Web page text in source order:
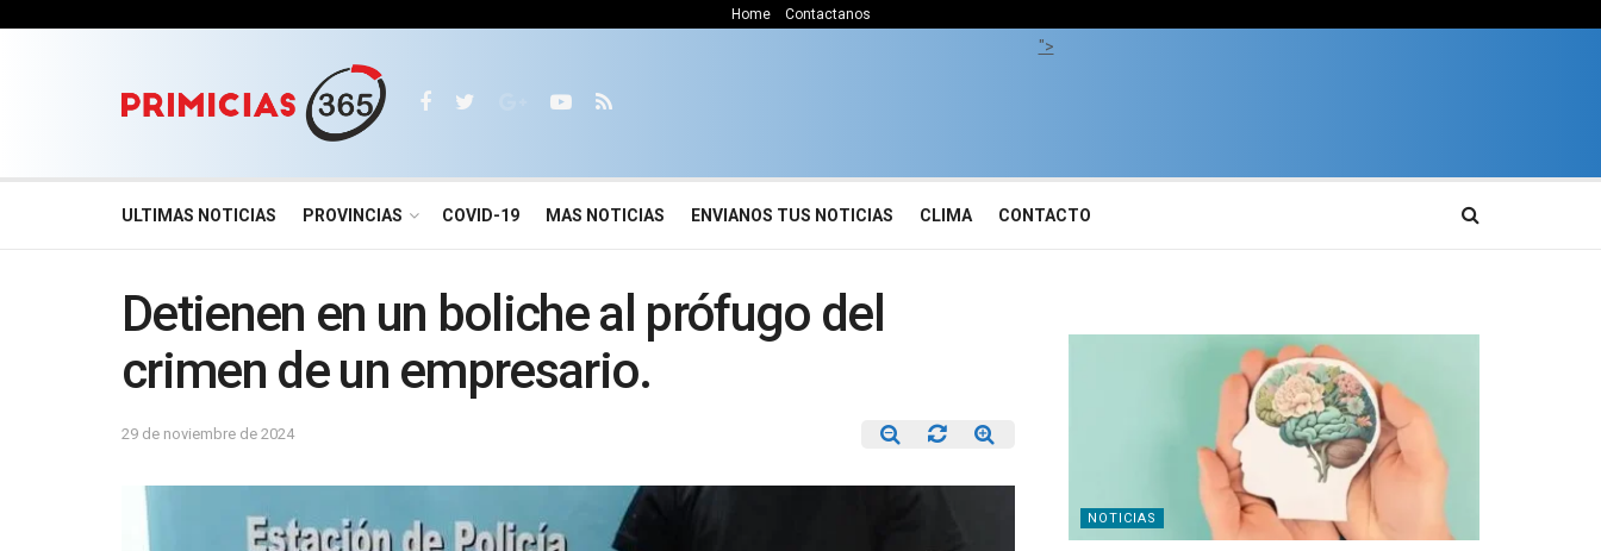
Home Contactanos
">
ULTIMAS NOTICIAS PROVINCIAS COVID-19 MAS NOTICIAS ENVIANOS TUS NOTICIAS CLIMA CONTACTO
Detienen en un boliche al prófugo del
crimen de un empresario.
29 de noviembre de 2024
NOTICIAS